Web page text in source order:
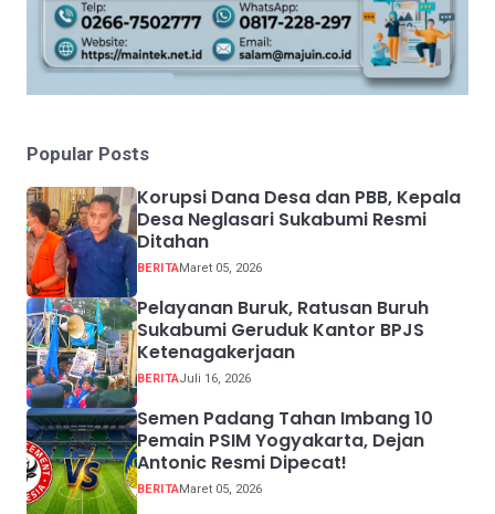
Popular Posts
Korupsi Dana Desa dan PBB, Kepala
Desa Neglasari Sukabumi Resmi
Ditahan
BERITAMaret 05, 2026
Pelayanan Buruk, Ratusan Buruh
Sukabumi Geruduk Kantor BPJS
Ketenagakerjaan
BERITAJuli 16, 2026
Semen Padang Tahan Imbang 10
Pemain PSIM Yogyakarta, Dejan
Antonic Resmi Dipecat!
BERITAMaret 05, 2026